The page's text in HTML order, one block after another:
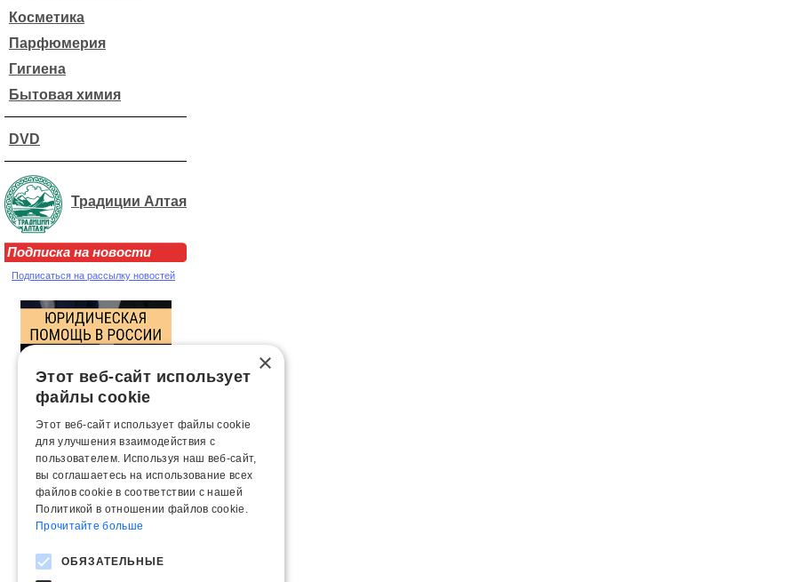
Косметика
Парфюмерия
Гигиена
Бытовая химия
DVD
Традиции Алтая
Подписка на новости
Подписаться на рассылку новостей
×
Этот веб-сайт использует
файлы cookie
Этот веб-сайт использует файлы cookie
для улучшения взаимодействия с
пользователем. Используя наш веб-сайт,
вы соглашаетесь на использование всех
файлов cookie в соответствии с нашей
Политикой в ​​отношении файлов cookie.
Прочитайте больше
ОБЯЗАТЕЛЬНЫЕ